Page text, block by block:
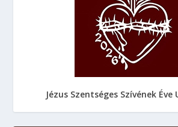
Jézus Szentséges Szívének